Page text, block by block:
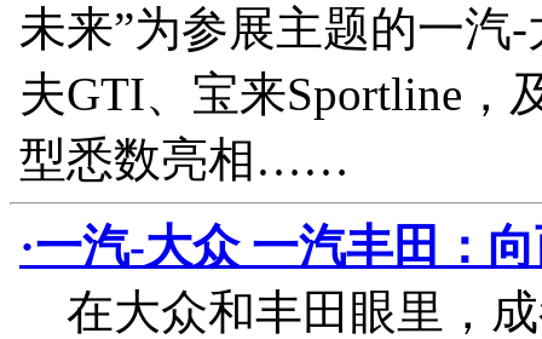
未来”为参展主题的一汽
夫GTI、宝来Sportline，
型悉数亮相……
·一汽-大众 一汽丰田：
在大众和丰田眼里，